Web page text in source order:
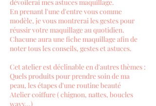
dévoilerai mes astuces maquillage.
En prenant l'une d'entre vous comme
modèle, je vous montrerai les gestes pour
réussir votre maquillage au quotidien.
Chacune aura une fiche maquillage afin de
noter tous les conseils, gestes et astuces.
​Cet atelier est déclinable en d'autres thèmes :
Quels produits pour prendre soin de ma
peau, les étapes d'une routine beauté
Atelier coiffure ( chignon, nattes, boucles
wavy...)